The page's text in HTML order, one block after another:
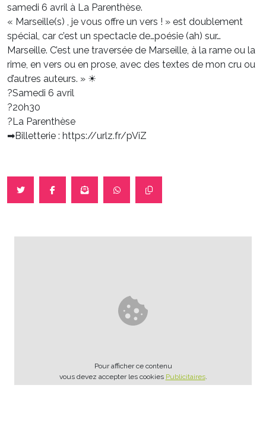
samedi 6 avril à La Parenthèse.
« Marseille(s) , je vous offre un vers ! » est doublement
spécial, car c’est un spectacle de…poésie (ah) sur…
Marseille. C’est une traversée de Marseille, à la rame ou la
rime, en vers ou en prose, avec des textes de mon cru ou
d’autres auteurs. » ☀
?Samedi 6 avril
?20h30
?La Parenthèse
➡Billetterie : https://urlz.fr/pViZ
Pour afficher ce contenu
vous devez accepter les cookies Publicitaires.